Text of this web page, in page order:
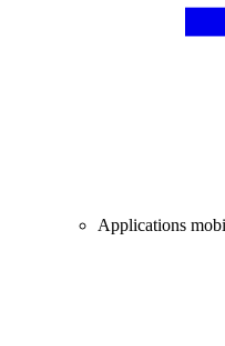
Applications